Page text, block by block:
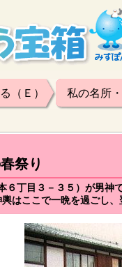
（Ｅ） 私の名所
祭り
６丁目３－３５）が男
はここで一晩を過ごし